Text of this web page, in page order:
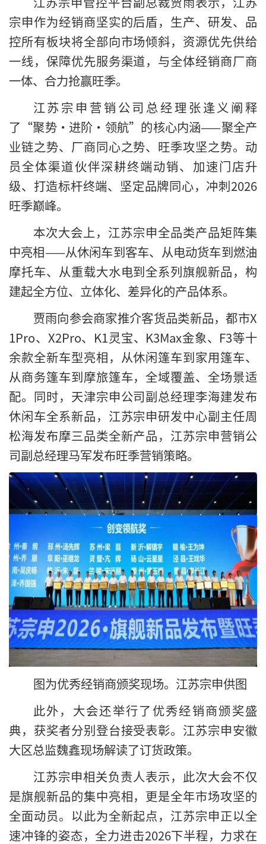
宗申作为经销商坚实的后盾，生产、研发、品
控所有板块将全部向市场倾斜，资源优先供给
一线，保障优先服务渠道，与全体经销商厂商
一体、合力抢赢旺季。
江苏宗申营销公司总经理张逢义阐释
了“聚势·进阶·领航”的核心内涵——聚全产
业链之势、厂商同心之势、旺季攻坚之势。动
员全体渠道伙伴深耕终端动销、加速门店升
级、打造标杆终端、坚定品牌同心，冲刺2026
旺季巅峰。
本次大会上，江苏宗申全品类产品矩阵集
中亮相——从休闲车到客车、从电动货车到燃油
摩托车、从重载大水电到全系列旗舰新品，构
建起全方位、立体化、差异化的产品体系。
贾雨向参会商家推介客货品类新品，都市X
1Pro、X2Pro、K1灵宝、K3Max金象、F3等十
余款全新车型亮相，从休闲篷车到家用篷车、
从商务篷车到摩旅篷车，全域覆盖、全场景适
配。同时，天津宗申公司副总经理李海建发布
休闲车全系新品，江苏宗申研发中心副主任周
松海发布摩三品类全新产品，江苏宗申营销公
司副总经理马军发布旺季营销策略。
图为优秀经销商颁奖现场。江苏宗申供图
此外，大会还举行了优秀经销商颁奖盛
典，获奖者分别登台接受表彰。江苏宗申安徽
大区总监魏鑫现场解读了订货政策。
江苏宗申相关负责人表示，此次大会不仅
是旗舰新品的集中亮相，更是全年市场攻坚的
全面动员。以此为全新起点，江苏宗申正以全
速冲锋的姿态，全力进击2026下半程，力求在